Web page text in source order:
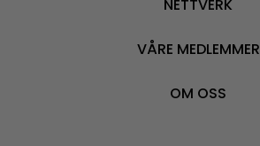
NETTVERK
VÅRE MEDLEMMER
OM OSS